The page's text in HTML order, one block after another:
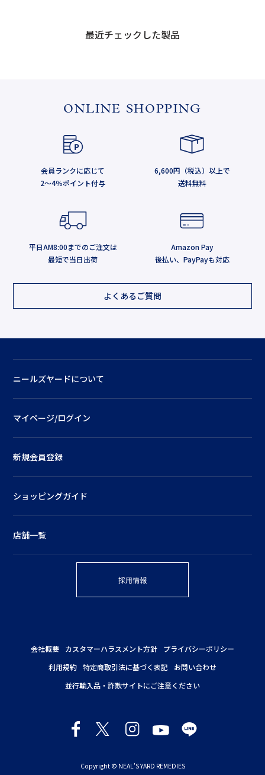
最近チェックした製品
ONLINE SHOPPING
会員ランクに応じて
2～4％ポイント付与
6,600円（税込）以上で
送料無料
平日AM8:00までのご注文は
最短で当日出荷
Amazon Pay
後払い、PayPayも対応
よくあるご質問
ニールズヤードについて
マイページ/ログイン
新規会員登録
ショッピングガイド
店舗一覧
採用情報
会社概要 カスタマーハラスメント方針
プライバシーポリシー
利用規約 特定商取引法に基づく表記
お問い合わせ
並行輸入品・詐欺サイトにご注意ください
Copyright © NEAL'S YARD REMEDIES